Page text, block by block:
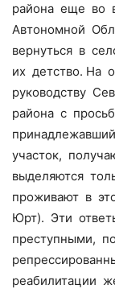
района еще во
Автономной
вернуться в
их детство. На
руководству
района с
участок,
выделяются
проживают в
Юрт). Эти
преступными,
реабилитации